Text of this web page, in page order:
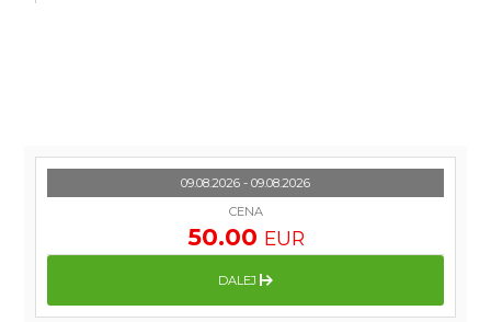
09.08.2026 - 09.08.2026
CENA
50.00 EUR
DALEJ